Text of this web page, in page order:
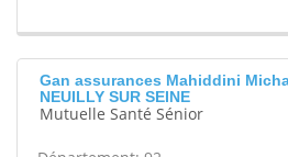
Gan assurances Mahiddini
NEUILLY SUR SEINE
Mutuelle Santé Sénior